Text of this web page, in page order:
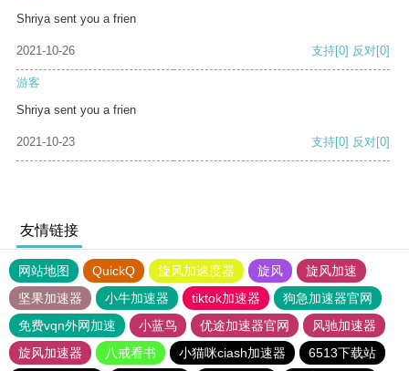
Shriya sent you a frien
2021-10-26 支持[0] 反对[0]
游客
Shriya sent you a frien
2021-10-23 支持[0] 反对[0]
友情链接
网站地图 QuickQ 旋风加速度器 旋风
旋风加速
坚果加速器
小牛加速器 tiktok加速器
狗急加速器官网
免费vqn外网加速
小蓝鸟 优途加速器官网
风驰加速器
旋风加速器
八戒看书 小猫咪ciash加速器 6513下载站